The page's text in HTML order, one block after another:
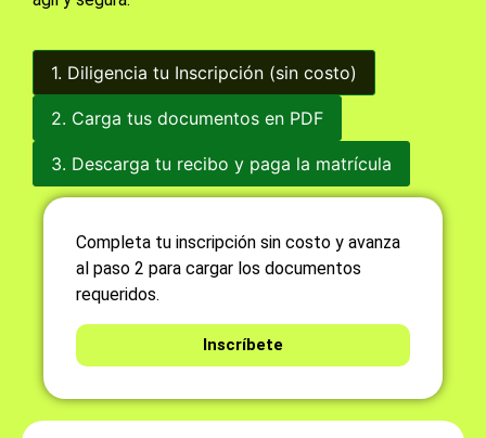
1. Diligencia tu Inscripción (sin costo)
2. Carga tus documentos en PDF
3. Descarga tu recibo y paga la matrícula
Completa tu inscripción sin costo y avanza
al paso 2 para cargar los documentos
requeridos.
Inscríbete